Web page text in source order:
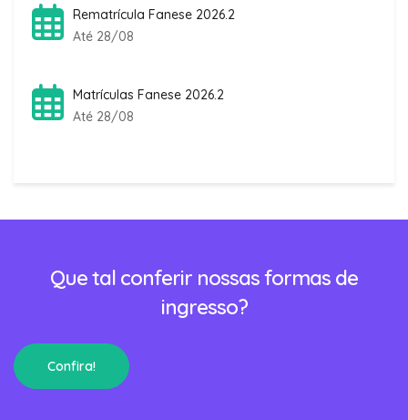
Rematrícula Fanese 2026.2
Até 28/08
Matrículas Fanese 2026.2
Até 28/08
Que tal conferir nossas formas de
ingresso?
Confira!